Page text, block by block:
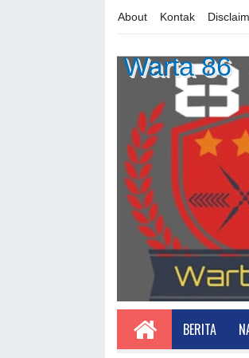
About Kontak
Warta 86
BERITA